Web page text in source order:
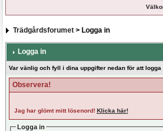
Trädgårdsforumet> Logga in
Logga in
Var vänlig och fyll i dina uppgifter nedan för att logga
Observera!
Jag har glömt mitt lösenord! Klicka här!
Logga in